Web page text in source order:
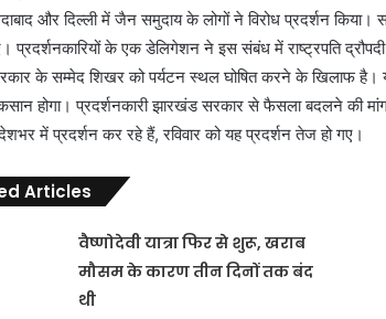
और दिल्ली में जैन समुदाय के लोगों ने विरोध प्रदर्शन
प्रदर्शनकारियों के एक डेलिगेशन ने इस संबंध में राष्ट्रपति द्रौपदी
के सम्मेद शिखर को पर्यटन स्थल घोषित करने के खिलाफ
होगा। प्रदर्शनकारी झारखंड सरकार से फैसला बदलने
में प्रदर्शन कर रहे हैं, रविवार को यह प्रदर्शन तेज हो गए।
Articles
वैष्णोदेवी यात्रा फिर से शुरू, खराब
मौसम के कारण तीन दिनों तक बंद
थी